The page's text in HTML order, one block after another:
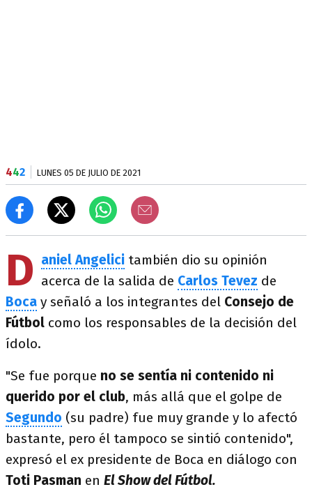
442 LUNES 05 DE JULIO DE 2021
D aniel Angelici también dio su opinión
acerca de la salida de Carlos Tevez de
Boca y señaló a los integrantes del Consejo de
Fútbol como los responsables de la decisión del
ídolo.
"Se fue porque no se sentía ni contenido ni
querido por el club, más allá que el golpe de
Segundo (su padre) fue muy grande y lo afectó
bastante, pero él tampoco se sintió contenido",
expresó el ex presidente de Boca en diálogo con
Toti Pasman en El Show del Fútbol.